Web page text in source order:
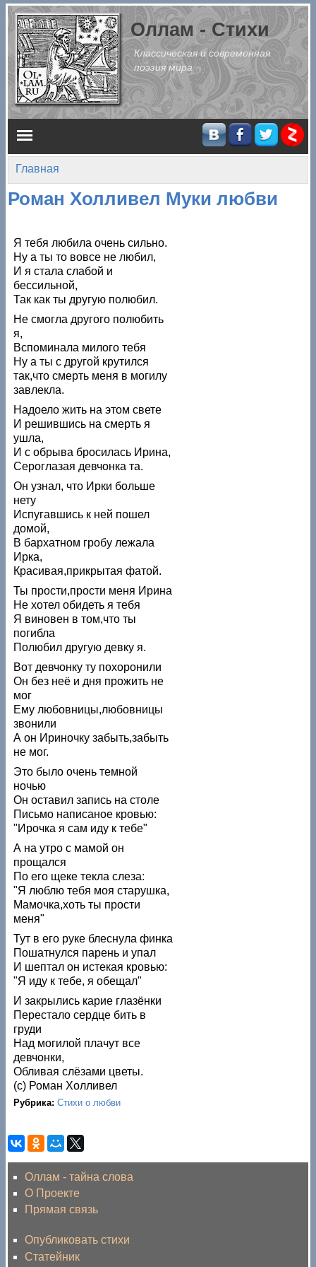
Перейти к основному содержанию
Оллам - Стихи
Классическая и современная
поэзия мира
Главное меню
Вы здесь
Главная
Роман Холливел Муки любви
Я тебя любила очень сильно.
Ну а ты то вовсе не любил,
И я стала слабой и
бессильной,
Так как ты другую полюбил.
Не смогла другого полюбить
я,
Вспоминала милого тебя
Ну а ты с другой крутился
так,что смерть меня в могилу
завлекла.
Надоело жить на этом свете
И решившись на смерть я
ушла,
И с обрыва бросилась Ирина,
Сероглазая девчонка та.
Он узнал, что Ирки больше
нету
Испугавшись к ней пошел
домой,
В бархатном гробу лежала
Ирка,
Красивая,прикрытая фатой.
Ты прости,прости меня Ирина
Не хотел обидеть я тебя
Я виновен в том,что ты
погибла
Полюбил другую девку я.
Вот девчонку ту похоронили
Он без неё и дня прожить не
мог
Ему любовницы,любовницы
звонили
А он Ириночку забыть,забыть
не мог.
Это было очень темной
ночью
Он оставил запись на столе
Письмо написаное кровью:
"Ирочка я сам иду к тебе"
А на утро с мамой он
прощался
По его щеке текла слеза:
"Я люблю тебя моя старушка,
Мамочка,хоть ты прости
меня"
Тут в его руке блеснула финка
Пошатнулся парень и упал
И шептал он истекая кровью:
"Я иду к тебе, я обещал"
И закрылись карие глазёнки
Перестало сердце бить в
груди
Над могилой плачут все
девчонки,
Обливая слёзами цветы.
(с) Роман Холливел
Рубрика:Стихи о любви
Оллам - тайна слова
О Проекте
Прямая связь
Опубликовать стихи
Статейник